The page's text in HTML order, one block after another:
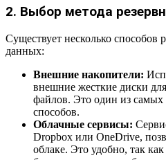
2. Выбор метода
Существует несколько способов
данных:
Внешние накопители:
внешние жесткие диски
файлов. Это один из
способов.
Облачные сервисы:
Dropbox или OneDrive,
облаке. Это удобно, так